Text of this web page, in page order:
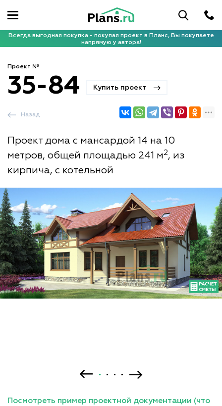
Всегда выгодная покупка - покупая проект в Планс, Вы покупаете
напрямую у автора!
Проект №
35-84 Купить проект
Проект дома с мансардой 14 на 10
метров, общей площадью 241 м2, из
кирпича, с котельной
Назад
Посмотреть пример проектной документации (что